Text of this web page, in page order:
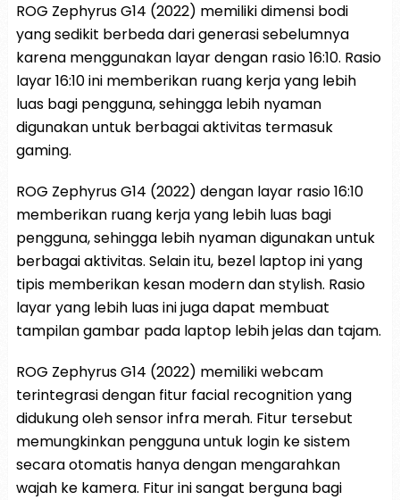
ROG Zephyrus G14 (2022) memiliki dimensi bodi
yang sedikit berbeda dari generasi sebelumnya
karena menggunakan layar dengan rasio 16:10. Rasio
layar 16:10 ini memberikan ruang kerja yang lebih
luas bagi pengguna, sehingga lebih nyaman
digunakan untuk berbagai aktivitas termasuk
gaming.
ROG Zephyrus G14 (2022) dengan layar rasio 16:10
memberikan ruang kerja yang lebih luas bagi
pengguna, sehingga lebih nyaman digunakan untuk
berbagai aktivitas. Selain itu, bezel laptop ini yang
tipis memberikan kesan modern dan stylish. Rasio
layar yang lebih luas ini juga dapat membuat
tampilan gambar pada laptop lebih jelas dan tajam.
ROG Zephyrus G14 (2022) memiliki webcam
terintegrasi dengan fitur facial recognition yang
didukung oleh sensor infra merah. Fitur tersebut
memungkinkan pengguna untuk login ke sistem
secara otomatis hanya dengan mengarahkan
wajah ke kamera. Fitur ini sangat berguna bagi